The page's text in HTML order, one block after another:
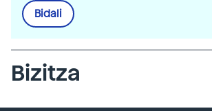
Bidali
Bizitza